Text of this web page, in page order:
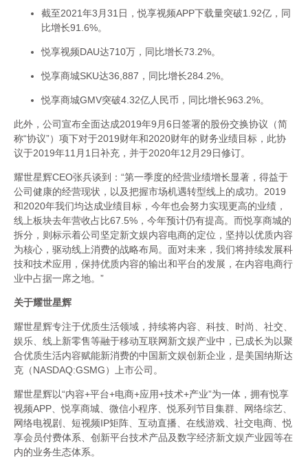
截至2021年3月31日，悦享视频APP下载量突破1.92亿，同
比增长91.6%。
悦享视频DAU达710万，同比增长73.2%。
悦享商城SKU达36,887，同比增长284.2%。
悦享商城GMV突破4.32亿人民币，同比增长963.2%。
此外，公司宣布全面达成2019年9月6日签署的股份交换协议（简
称“协议”）项下对于2019财年和2020财年的财务业绩目标，此协
议于2019年11月1日补充，并于2020年12月29日修订。
耀世星辉CEO张兵谈到：“第一季度的经营业绩增长显著，得益于
公司健康的经营现状，以及把握市场机遇转型线上的成功。2019
和2020年我们均达成业绩目标，今年也会努力实现更高的业绩，
线上板块去年营收占比67.5%，今年预计仍有提高。而悦享商城的
拆分，则标示着公司坚定新文娱内容电商的定位，坚持以优质内容
为核心，驱动线上消费的战略布局。面对未来，我们将持续发展科
技和技术应用，保持优质内容的输出和平台的发展，在内容电商行
业中占据一席之地。”
关于耀世星辉
耀世星辉专注于优质生活领域，持续将内容、科技、时尚、社交、
娱乐、线上新零售等融于移动互联网新文娱产业中，已成长为以聚
合优质生活内容赋能新消费的中国新文娱创新企业，是美国纳斯达
克（NASDAQ:GSMG）上市公司。
耀世星辉以“内容+平台+电商+应用+技术+产业”为一体，拥有悦享
视频APP、悦享商城、微信小程序、悦系列节目集群、网络综艺、
网络电视剧、短视频IP矩阵、互动直播、在线游戏、社交电商、悦
享会员付费体系、创新平台技术产品及数字经济新文娱产业园等在
内的业务生态体系。